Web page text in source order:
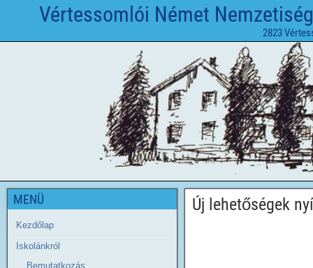
Vértessomlói Német
2823
Új lehetőségek
MENÜ
Kezdőlap
Iskolánkról
Bemutatkozás